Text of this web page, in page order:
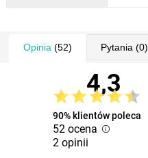
Opinia (52) Pytania (0)
4,3
90% klientów poleca
52 ocena
2 opinii